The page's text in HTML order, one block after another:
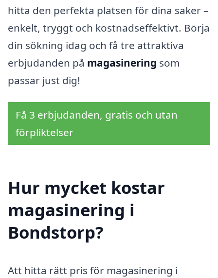
hitta den perfekta platsen för dina saker –
enkelt, tryggt och kostnadseffektivt. Börja
din sökning idag och få tre attraktiva
erbjudanden på magasinering som
passar just dig!
Få 3 erbjudanden, gratis och utan
förpliktelser
Hur mycket kostar
magasinering i
Bondstorp?
Att hitta rätt pris för magasinering i